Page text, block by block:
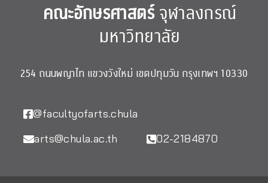
คณะอักษรศาสตร์จุฬาลงกรณ์
มหาวิทยาลัย
254 ถนนพญาไท แขวงวังใหม่ เขตปทุมวัน กรุงเทพฯ 10330
@facultyofarts.chula
arts@chula.ac.th
02-2184870